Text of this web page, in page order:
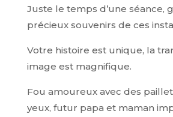
Juste le temps d’une séance,
précieux souvenirs de ces
Votre histoire est unique, la
image est magnifique.
Fou amoureux avec des
yeux, futur papa et maman